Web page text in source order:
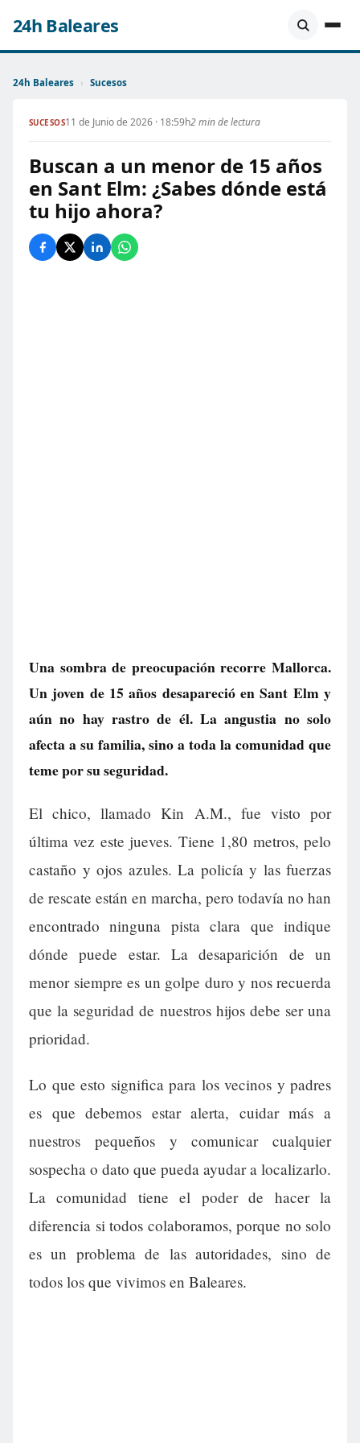
24h Baleares
24h Baleares › Sucesos
SUCESOS11 de Junio de 2026 · 18:59h2 min de lectura
Buscan a un menor de 15 años
en Sant Elm: ¿Sabes dónde está
tu hijo ahora?
Una sombra de preocupación recorre Mallorca.
Un joven de 15 años desapareció en Sant Elm y
aún no hay rastro de él. La angustia no solo
afecta a su familia, sino a toda la comunidad que
teme por su seguridad.
El chico, llamado Kin A.M., fue visto por
última vez este jueves. Tiene 1,80 metros, pelo
castaño y ojos azules. La policía y las fuerzas
de rescate están en marcha, pero todavía no han
encontrado ninguna pista clara que indique
dónde puede estar. La desaparición de un
menor siempre es un golpe duro y nos recuerda
que la seguridad de nuestros hijos debe ser una
prioridad.
Lo que esto significa para los vecinos y padres
es que debemos estar alerta, cuidar más a
nuestros pequeños y comunicar cualquier
sospecha o dato que pueda ayudar a localizarlo.
La comunidad tiene el poder de hacer la
diferencia si todos colaboramos, porque no solo
es un problema de las autoridades, sino de
todos los que vivimos en Baleares.